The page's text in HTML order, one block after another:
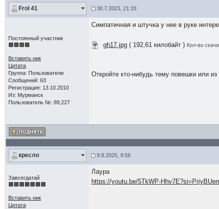
Frol 41 30.7.2023, 21:33
Постоянный участник
Вставить ник
Цитата
Группа: Пользователи
Сообщений: 63
Регистрация: 13.10.2010
Из: Мурманск
Пользователь №: 89,227
Симпатичная и штучка у нее в руке
gh17.jpg( 192,61 килобайт ) Кол-во
Откройте кто-нибудь тему повешки или
кресло 9.8.2025, 9:56
Завсегдатай
Вставить ник
Цитата
Лаура
https://youtu.be/5TkWP-